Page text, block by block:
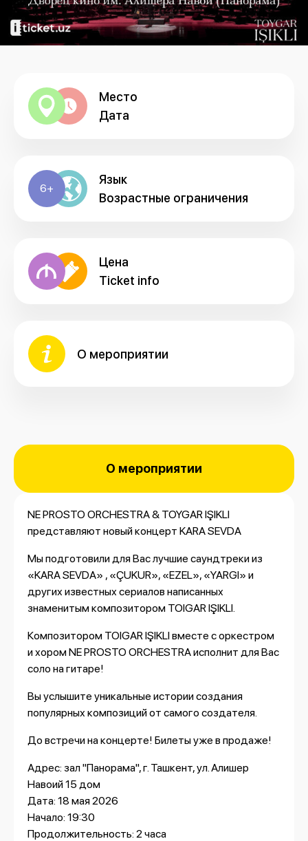
Место
Дата
6+
Язык
Возрастные ограничения
Цена
Ticket info
О мероприятии
О мероприятии
NE PROSTO ORCHESTRA & TOYGAR IŞIKLI
представляют новый концерт KARA SEVDA
Мы подготовили для Вас лучшие саундтреки из
«KARA SEVDA» , «ÇUKUR», «EZEL», «YARGI» и
других известных сериалов написанных
знаменитым композитором TOIGAR IŞIKLI.
Композитором TOIGAR IŞIKLI вместе с оркестром
и хором NE PROSTO ORCHESTRA исполнит для Вас
соло на гитаре!
Вы услышите уникальные истории создания
популярных композиций от самого создателя.
До встречи на концерте! Билеты уже в продаже!
Адрес: зал "Панорама", г. Ташкент, ул. Алишер
Навоий 15 дом
Дата: 18 мая 2026
Начало: 19:30
Продолжительность: 2 часа